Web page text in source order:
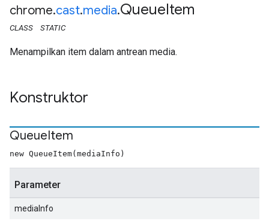
chrome.cast.media.QueueItem
CLASS STATIC
Menampilkan item dalam antrean media.
Konstruktor
QueueItem
new QueueItem(mediaInfo)
Parameter
mediaInfo